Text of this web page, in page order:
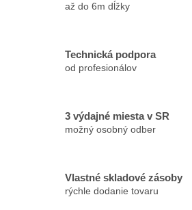
až do 6m dĺžky
Technická podpora
od profesionálov
3 výdajné miesta v SR
možný osobný odber
Vlastné skladové zásoby
rýchle dodanie tovaru